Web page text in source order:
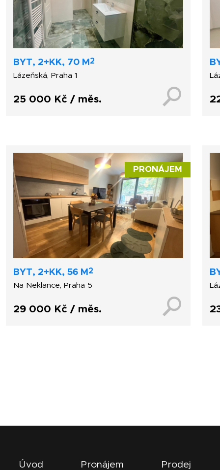
BYT, 2+KK, 70 M 2
Lázeňská, Praha 1
25 000 Kč / měs.
PRONÁJEM
BYT, 2+KK, 56 M 2
Na Neklance, Praha 5
29 000 Kč / měs.
Úvod Pronájem Prodej